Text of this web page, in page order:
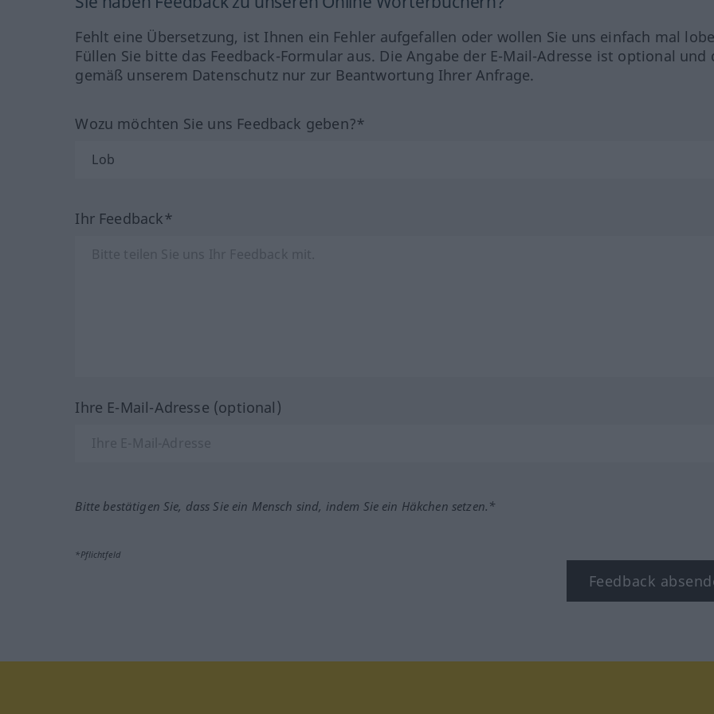
Fehlt eine Übersetzung, ist Ihnen ein Fehler aufgefallen oder wollen Sie uns einfach mal
Füllen Sie bitte das Feedback-Formular aus. Die Angabe der E-Mail-Adresse ist optional und
gemäß unserem Datenschutz nur zur Beantwortung Ihrer Anfrage.
Wozu möchten Sie uns Feedback geben?*
Ihr Feedback*
Ihre E-Mail-Adresse (optional)
Bitte bestätigen Sie, dass Sie ein Mensch sind, indem Sie ein Häkchen setzen.*
*Pflichtfeld
Feedback